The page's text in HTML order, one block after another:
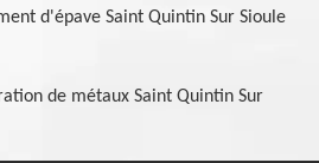
d'épave Saint Quintin Sur Sioule
de métaux Saint Quintin Sur